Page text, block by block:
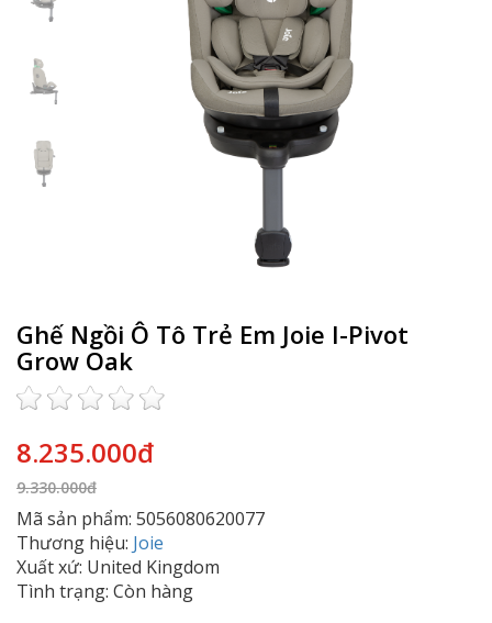
Ghế Ngồi Ô Tô Trẻ Em Joie I-Pivot
Grow Oak
8.235.000đ
9.330.000đ
Mã sản phẩm: 5056080620077
Thương hiệu: Joie
Xuất xứ: United Kingdom
Tình trạng: Còn hàng